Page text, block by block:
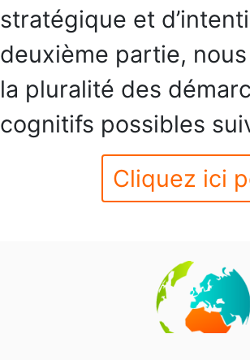
stratégique et
deuxième partie,
la pluralité des
cognitifs possibles
Cliquez ici